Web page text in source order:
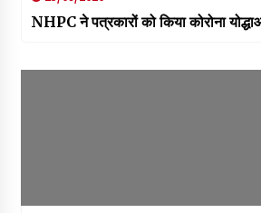
NHPC ने पत्रकारों को किया कोरोना